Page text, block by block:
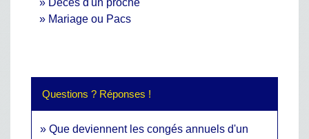
Décès d'un proche
Mariage ou Pacs
Questions ? Réponses !
Que deviennent les congés annuels d'un